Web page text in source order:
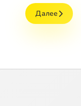
Далее